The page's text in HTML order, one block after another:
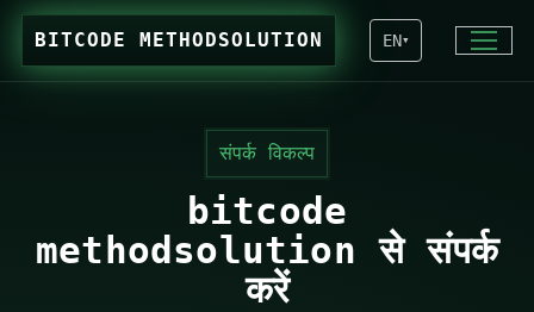
BITCODE METHODSOLUTION EN▾
संपर्क विकल्प
bitcode
methodsolution से संपर्क
करें